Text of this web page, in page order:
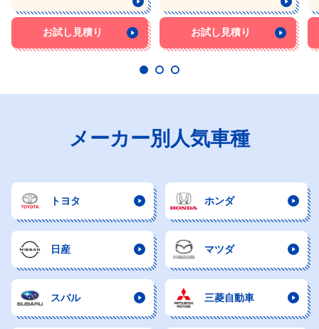
お試し見積り お試し見積り
メーカー別人気車種
トヨタ ホンダ
日産 マツダ
スバル 三菱自動車